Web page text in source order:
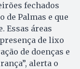
fechados
Palmas e que
Essas áreas
de lixo
de doenças e
alerta o